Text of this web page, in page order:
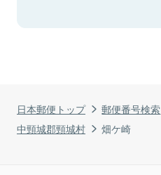
日本郵便トップ 郵便番号検索
中頸城郡頸城村
畑ケ崎